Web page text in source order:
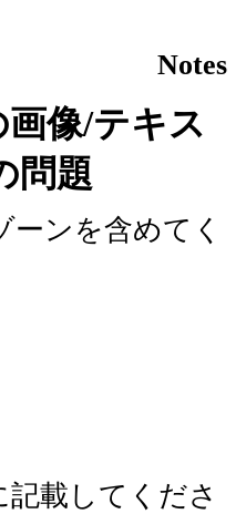
Notes
像/テキス
問題
ーンを含めてく
記載してくださ